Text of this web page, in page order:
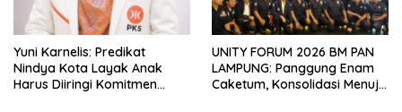
Yuni Karnelis: Predikat
Nindya Kota Layak Anak
Harus Diiringi Komitmen
UNITY FORUM 2026 BM PAN
LAMPUNG: Panggung Enam
Caketum, Konsolidasi Menuju